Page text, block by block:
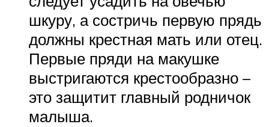
шкуру, а состричь первую прядь
должны крестная мать или отец.
Первые пряди на макушке
выстригаются крестообразно –
это защитит главный родничок
малыша.